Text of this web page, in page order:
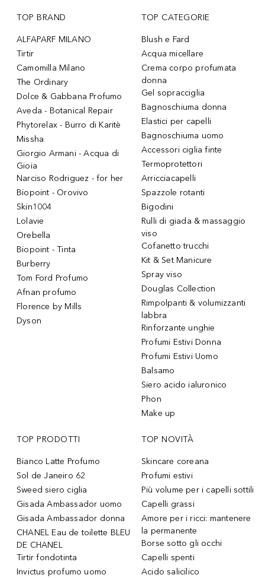
TOP BRAND
ALFAPARF MILANO
Tirtir
Camomilla Milano
The Ordinary
Dolce & Gabbana Profumo
Aveda - Botanical Repair
Phytorelax - Burro di Karitè
Missha
Giorgio Armani - Acqua di
Gioia
Narciso Rodriguez - for her
Biopoint - Orovivo
Skin1004
Lolavie
Orebella
Biopoint - Tinta
Burberry
Tom Ford Profumo
Afnan profumo
Florence by Mills
Dyson
TOP CATEGORIE
Blush e Fard
Acqua micellare
Crema corpo profumata
donna
Gel sopracciglia
Bagnoschiuma donna
Elastici per capelli
Bagnoschiuma uomo
Accessori ciglia finte
Termoprotettori
Arricciacapelli
Spazzole rotanti
Bigodini
Rulli di giada & massaggio
viso
Cofanetto trucchi
Kit & Set Manicure
Spray viso
Douglas Collection
Rimpolpanti & volumizzanti
labbra
Rinforzante unghie
Profumi Estivi Donna
Profumi Estivi Uomo
Balsamo
Siero acido ialuronico
Phon
Make up
TOP PRODOTTI
Bianco Latte Profumo
Sol de Janeiro 62
Sweed siero ciglia
Gisada Ambassador uomo
Gisada Ambassador donna
CHANEL Eau de toilette BLEU
DE CHANEL
Tirtir fondotinta
Invictus profumo uomo
TOP NOVITÀ
Skincare coreana
Profumi estivi
Più volume per i capelli sottili
Capelli grassi
Amore per i ricci: mantenere
la permanente
Borse sotto gli occhi
Capelli spenti
Acido salicilico